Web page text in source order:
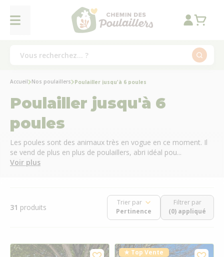
Accueil Nos poulaillers Poulailler jusqu'à 6 poules
Poulailler jusqu'à 6
poules
Les poules sont des animaux très en vogue en ce moment. Il
se vend de plus en plus de poulaillers, abri idéal pou...
Voir plus
31 produits
Trier par
Filtrer par
(0) appliqué
★ Top Vente